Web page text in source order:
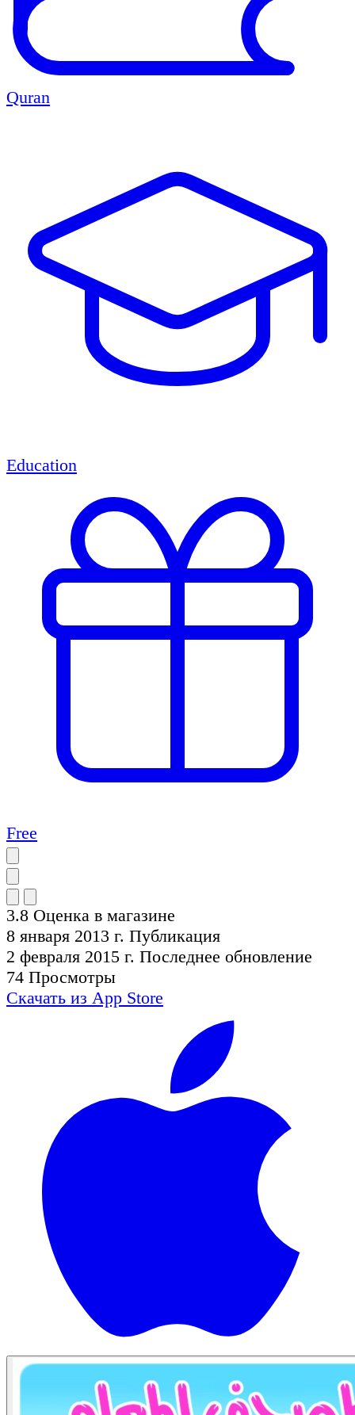
Quran
Education
Free
3.8 Оценка в магазине
8 января 2013 г. Публикация
2 февраля 2015 г. Последнее обновление
74 Просмотры
Скачать из App Store